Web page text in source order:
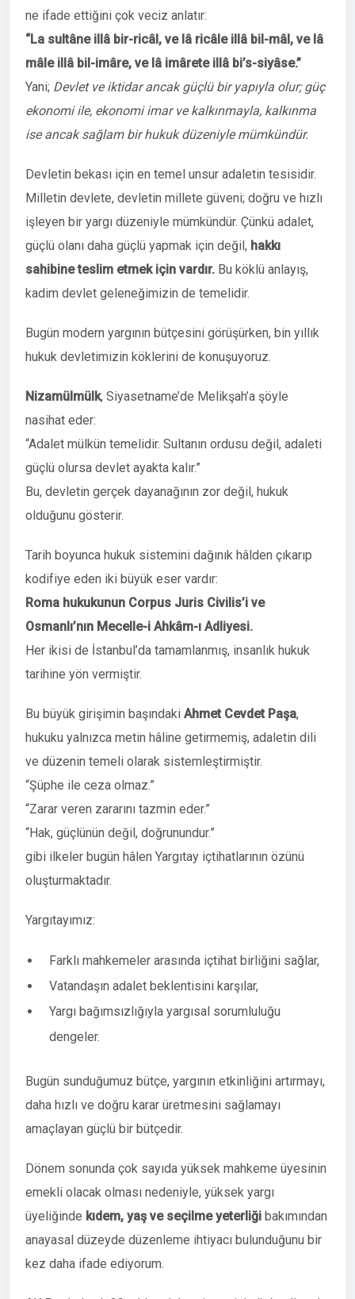
ne ifade ettiğini çok veciz anlatır:
“La sultâne illâ bir-ricâl, ve lâ ricâle illâ bil-mâl, ve lâ
mâle illâ bil-imâre, ve lâ imârete illâ bi’s-siyâse.”
Yani; Devlet ve iktidar ancak güçlü bir yapıyla olur; güç
ekonomi ile, ekonomi imar ve kalkınmayla, kalkınma
ise ancak sağlam bir hukuk düzeniyle mümkündür.
Devletin bekası için en temel unsur adaletin tesisidir.
Milletin devlete, devletin millete güveni; doğru ve hızlı
işleyen bir yargı düzeniyle mümkündür. Çünkü adalet,
güçlü olanı daha güçlü yapmak için değil, hakkı
sahibine teslim etmek için vardır. Bu köklü anlayış,
kadim devlet geleneğimizin de temelidir.
Bugün modern yargının bütçesini görüşürken, bin yıllık
hukuk devletimizin köklerini de konuşuyoruz.
Nizamülmülk, Siyasetname’de Melikşah’a şöyle
nasihat eder:
“Adalet mülkün temelidir. Sultanın ordusu değil, adaleti
güçlü olursa devlet ayakta kalır.”
Bu, devletin gerçek dayanağının zor değil, hukuk
olduğunu gösterir.
Tarih boyunca hukuk sistemini dağınık hâlden çıkarıp
kodifiye eden iki büyük eser vardır:
Roma hukukunun Corpus Juris Civilis’i ve
Osmanlı’nın Mecelle-i Ahkâm-ı Adliyesi.
Her ikisi de İstanbul’da tamamlanmış, insanlık hukuk
tarihine yön vermiştir.
Bu büyük girişimin başındaki Ahmet Cevdet Paşa,
hukuku yalnızca metin hâline getirmemiş, adaletin dili
ve düzenin temeli olarak sistemleştirmiştir.
“Şüphe ile ceza olmaz.”
“Zarar veren zararını tazmin eder.”
“Hak, güçlünün değil, doğrunundur.”
gibi ilkeler bugün hâlen Yargıtay içtihatlarının özünü
oluşturmaktadır.
Yargıtayımız:
Farklı mahkemeler arasında içtihat birliğini sağlar,
Vatandaşın adalet beklentisini karşılar,
Yargı bağımsızlığıyla yargısal sorumluluğu
dengeler.
Bugün sunduğumuz bütçe, yargının etkinliğini artırmayı,
daha hızlı ve doğru karar üretmesini sağlamayı
amaçlayan güçlü bir bütçedir.
Dönem sonunda çok sayıda yüksek mahkeme üyesinin
emekli olacak olması nedeniyle, yüksek yargı
üyeliğinde kıdem, yaş ve seçilme yeterliği bakımından
anayasal düzeyde düzenleme ihtiyacı bulunduğunu bir
kez daha ifade ediyorum.